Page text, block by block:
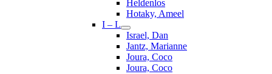
Heldenlos
Hotaky, Ameel
I – L
Israel, Dan
Jantz, Marianne
Joura, Coco
Joura, Coco